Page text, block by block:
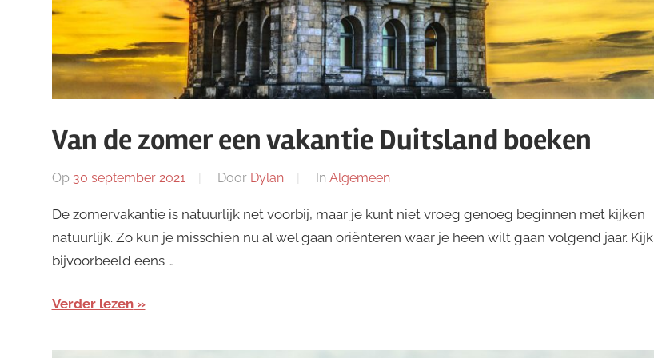
Van de zomer een vakantie Duitsland boeken
Op 30 september 2021 Door Dylan In Algemeen
De zomervakantie is natuurlijk net voorbij, maar je kunt niet vroeg genoeg beginnen met kijken
natuurlijk. Zo kun je misschien nu al wel gaan oriënteren waar je heen wilt gaan volgend jaar. Kijk
bijvoorbeeld eens …
Verder lezen